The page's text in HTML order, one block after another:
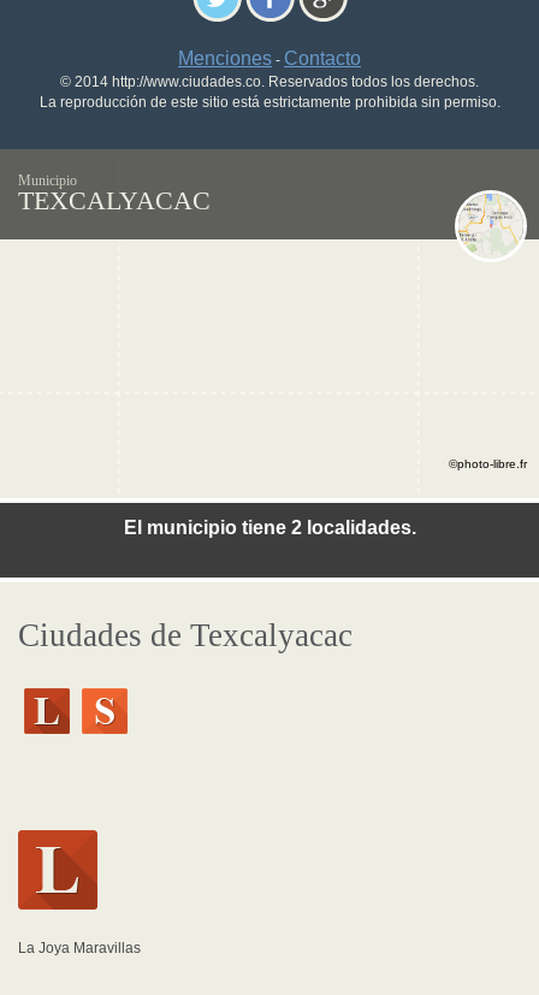
Menciones - Contacto
© 2014 http://www.ciudades.co. Reservados todos los derechos.
La reproducción de este sitio está estrictamente prohibida sin permiso.
Municipio
TEXCALYACAC
El municipio tiene 2 localidades.
©photo-libre.fr
Ciudades de Texcalyacac
La Joya Maravillas